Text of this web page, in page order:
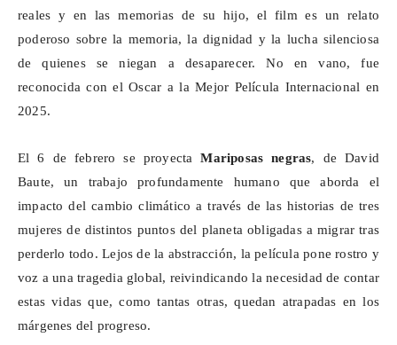
reales y en las memorias de su hijo, el film es un relato
poderoso sobre la memoria, la dignidad y la lucha silenciosa
de quienes se niegan a desaparecer. No en vano, fue
reconocida con el Oscar a la Mejor Película Internacional en
2025.
El 6 de febrero se proyectaMariposas negras, de David
Baute, un trabajo profundamente humano que aborda el
impacto del cambio climático a través de las historias de tres
mujeres de distintos puntos del planeta obligadas a migrar tras
perderlo todo. Lejos de la abstracción, la película pone rostro y
voz a una tragedia global, reivindicando la necesidad de contar
estas vidas que, como tantas otras, quedan atrapadas en los
márgenes del progreso.